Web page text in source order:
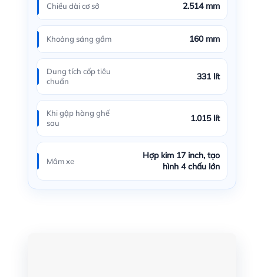
Chiều dài cơ sở 2.514 mm
Khoảng sáng gầm 160 mm
Dung tích cốp tiêu
chuẩn
331 lít
Khi gập hàng ghế
sau
1.015 lít
Mâm xe
Hợp kim 17 inch, tạo
hình 4 chấu lớn